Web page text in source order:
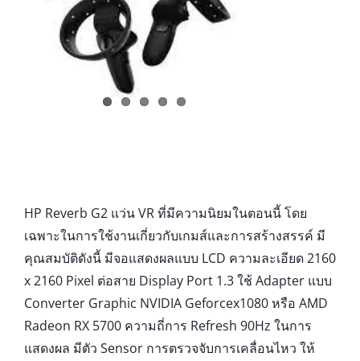
HP Reverb G2 แว่น VR ที่มีความนิยมในตอนนี้ โดย
เฉพาะในการใช้งานเกี่ยวกับเกมส์และการสร้างสรรค์ มี
คุณสมบัติดังนี้ มีจอแสดงผลแบบ LCD ความละเอียด 2160
x 2160 Pixel ต่อสาย Display Port 1.3 ใช้ Adapter แบบ
Converter Graphic NVIDIA Geforcex1080 หรือ AMD
Radeon RX 5700 ความถี่การ Refresh 90Hz ในการ
แสดงผล มีตัว Sensor การตรวจจับการเคลื่อนไหว ให้